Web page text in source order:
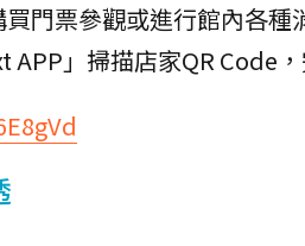
門票參觀或進行館內各種
」掃描店家QR Code